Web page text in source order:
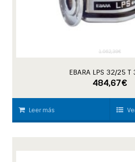
EBARA LPS 32/25 T
1.062,38€
484,67€
Leer más